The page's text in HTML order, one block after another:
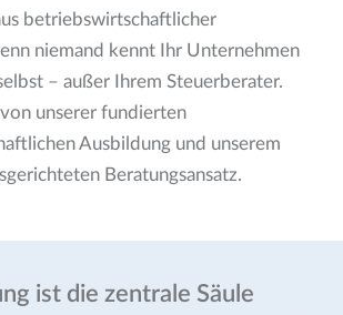
betriebswirtschaftlicher
niemand kennt Ihr Unternehmen
– außer Ihrem Steuerberater.
unserer fundierten
Ausbildung und unserem
Beratungsansatz.
ist die zentrale Säule